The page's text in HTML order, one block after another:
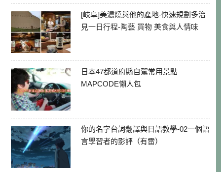
[岐阜]美濃燒與他的產地-快速規劃多治
見一日行程-陶藝 買物 美食與人情味
日本47都道府縣自駕常用景點
MAPCODE懶人包
你的名字台詞翻譯與日語教學-02一個語
言學習者的影評（有雷）